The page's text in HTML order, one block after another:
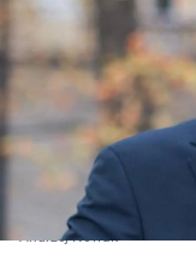
Andrzej Nowak